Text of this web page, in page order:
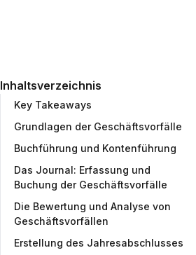
Inhaltsverzeichnis
Key Takeaways
Grundlagen der Geschäftsvorfälle
Buchführung und Kontenführung
Das Journal: Erfassung und
Buchung der Geschäftsvorfälle
Die Bewertung und Analyse von
Geschäftsvorfällen
Erstellung des Jahresabschlusses